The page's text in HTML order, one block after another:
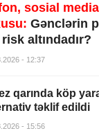
seçildi
Mikayılovun
hökm oxundu
sosial
Gənclərin
altındadır?
- 12:37
qarında köp
təklif edildi
- 15:56